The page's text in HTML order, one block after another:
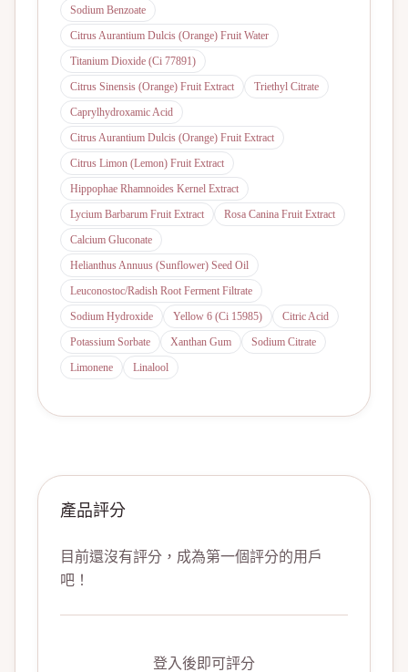
Sodium Benzoate
Citrus Aurantium Dulcis (Orange) Fruit Water
Titanium Dioxide (Ci 77891)
Citrus Sinensis (Orange) Fruit Extract
Triethyl Citrate
Caprylhydroxamic Acid
Citrus Aurantium Dulcis (Orange) Fruit Extract
Citrus Limon (Lemon) Fruit Extract
Hippophae Rhamnoides Kernel Extract
Lycium Barbarum Fruit Extract
Rosa Canina Fruit Extract
Calcium Gluconate
Helianthus Annuus (Sunflower) Seed Oil
Leuconostoc/Radish Root Ferment Filtrate
Sodium Hydroxide
Yellow 6 (Ci 15985)
Citric Acid
Potassium Sorbate
Xanthan Gum
Sodium Citrate
Limonene
Linalool
產品評分
目前還沒有評分，成為第一個評分的用戶
吧！
登入後即可評分